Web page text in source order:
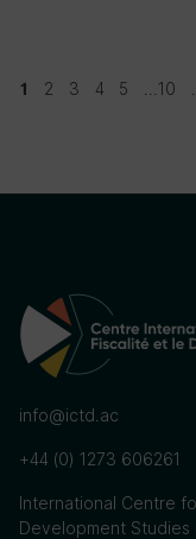
1 2 3 4 5 10
info@ictd.ac
+44 (0) 1273 606261
International Centre
Development Studies